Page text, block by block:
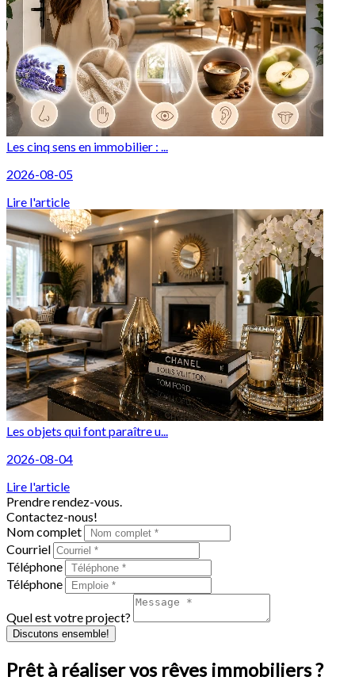
Les cinq sens en immobilier : ...
2026-08-05
Lire l'article
Les objets qui font paraître u...
2026-08-04
Lire l'article
Prendre rendez-vous.
Contactez-nous!
Nom complet
Courriel
Téléphone
Téléphone
Quel est votre project?
Discutons ensemble!
Prêt à réaliser vos rêves immobiliers ?